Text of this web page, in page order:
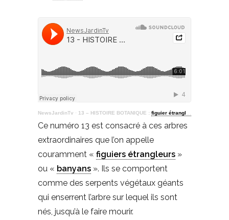
NewsJardinTv · 13 – HISTOIRE BOTANIQUE : figuier étrangleur
Ce numéro 13 est consacré à ces arbres
extraordinaires que l’on appelle
couramment « figuiers étrangleurs »
ou « banyans ». Ils se comportent
comme des serpents végétaux géants
qui enserrent l’arbre sur lequel ils sont
nés, jusqu’à le faire mourir.